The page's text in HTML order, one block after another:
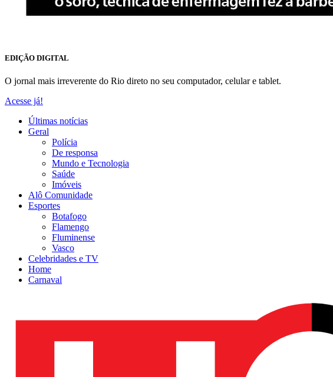
EDIÇÃO DIGITAL
O jornal mais irreverente do Rio direto no seu computador, celular e tablet.
Acesse já!
Últimas notícias
Geral
Polícia
De responsa
Mundo e Tecnologia
Saúde
Imóveis
Alô Comunidade
Esportes
Botafogo
Flamengo
Fluminense
Vasco
Celebridades e TV
Home
Carnaval